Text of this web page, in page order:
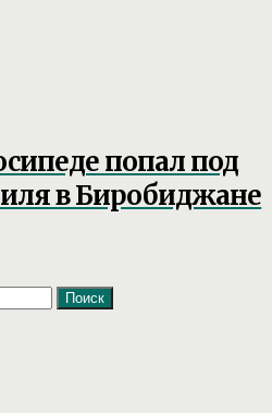
попал под
в Биробиджане